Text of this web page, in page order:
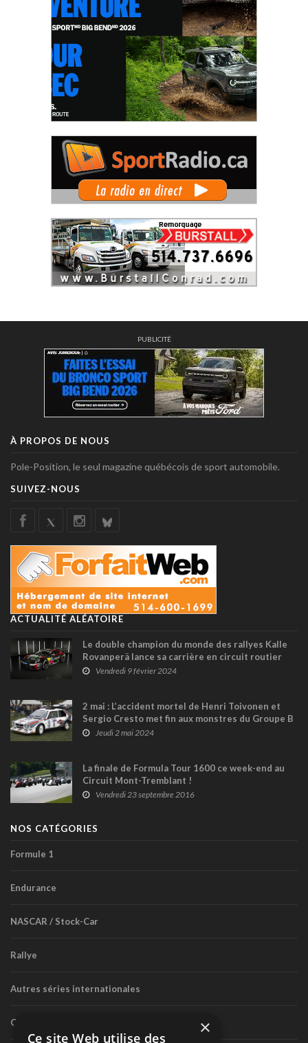
PUBLICITÉ
À PROPOS DE NOUS
Pole-Position, le seul magazine québécois de sport automobile.
SUIVEZ-NOUS
ACTUALITÉ ALÉATOIRE
Le double champion du monde des rallyes Kalle
Rovanperä lance sa carrière en circuit routier
Vendredi 9 février 2024
2 mai : L’accident mortel de Henri Toivonen et
Sergio Cresto met fin aux monstres du Groupe B
Jeudi 2 mai 2024
La finale de Formula Tour 1600 ce week-end au
Circuit Mont-Tremblant !
Vendredi 23 septembre 2016
NOS CATÉGORIES
Formule 1
Endurance
NASCAR / Stock-Car
Rallye
Autres séries internationales
Circuit routier canadien ×
Ce site Web utilise des